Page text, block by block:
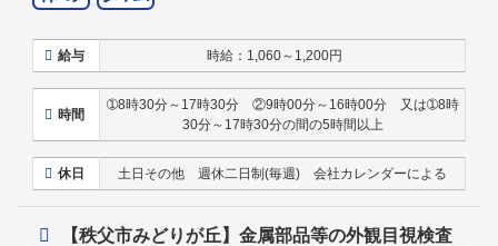
給与 時給：1,060～1,200円
時間
➀8時30分～17時30分 ②9時00分～16時00分 又は➀8時
30分～17時30分の間の5時間以上
休日 土日その他 週休二日制(毎週) 会社カレンダーによる
【秩父市みどりが丘】金属部品等の外観目視検査